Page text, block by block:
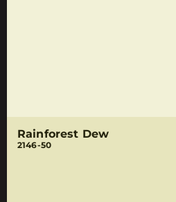
Rainforest Dew
2146-50